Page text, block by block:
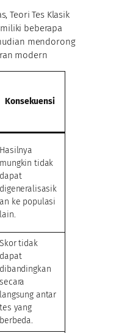
Teori Tes Klasik
beberapa
mendorong
modern
Konsekuensi
Hasilnya
mungkin tidak
dapat
digeneralisasik
an ke populasi
lain.
Skor tidak
dapat
dibandingkan
secara
langsung antar
tes yang
berbeda.